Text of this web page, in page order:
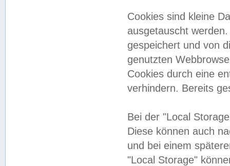
Cookies sind kleine
ausgetauscht
gespeichert und von
genutzten
Cookies durch eine
verhindern. Bereits
Bei der "Local
Diese können auch
und bei einem
"Local Storage"